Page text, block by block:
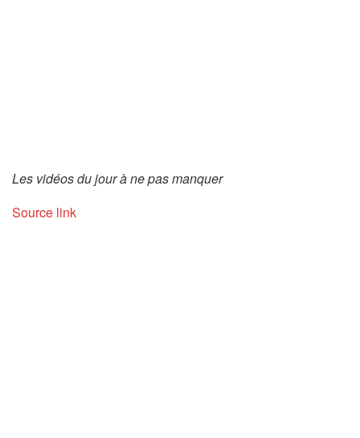
Les vidéos du jour à ne pas manquer
Source link